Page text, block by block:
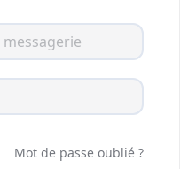
Mot de passe oublié ?